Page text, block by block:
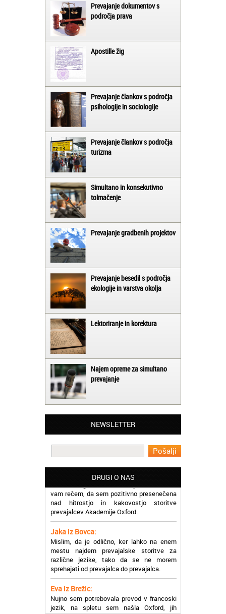
Prevajanje dokumentov s
področja prava
Apostille žig
Prevajanje člankov s področja
psihologije in sociologije
Prevajanje člankov s področja
turizma
Simultano in konsekutivno
tolmačenje
Prevajanje gradbenih projektov
Prevajanje besedil s področja
ekologije in varstva okolja
Lektoriranje in korektura
Najem opreme za simultano
prevajanje
NEWSLETTER
DRUGI O NAS
Matjaž iz Ajdovščine:
Lahko pohvalim vse zaposlene v Akademiji
Oxford, ker so resnično profesionalni in
prevajalske storitve opravljajo hitro in
madžarskega v slovenski jezik in lahko
vam rečem, da sem pozitivno presenečena
nad hitrostjo in kakovostjo storitve
prevajalcev Akademije Oxford.
Jaka iz Bovca:
Mislim, da je odlično, ker lahko na enem
mestu najdem prevajalske storitve za
različne jezike, tako da se ne morem
sprehajati od prevajalca do prevajalca.
Eva iz Brežic:
Nujno sem potrebovala prevod v francoski
jezik, na spletu sem našla Oxford, jih
poklicala in v roku nekaj ur sem po
elektronski pošti prejela prevod. Resnično